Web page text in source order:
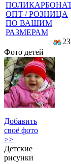
ОПТ / РОЗНИЦА
ПО ВАШИМ
РАЗМЕРАМ
Фото детей
Добавить
своё фото
>>
Детские
рисунки